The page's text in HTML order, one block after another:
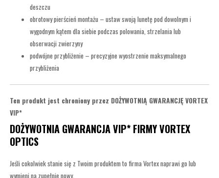
deszczu
obrotowy pierścień montażu – ustaw swoją lunetę pod dowolnym i
wygodnym kątem dla siebie podczas polowania, strzelania lub
obserwacji zwierzyny
podwójne przybliżenie – precyzyjne wyostrzenie maksymalnego
przybliżenia
Ten produkt jest chroniony przez DOŻYWOTNIĄ GWARANCJĘ VORTEX
VIP*
DOŻYWOTNIA GWARANCJA VIP* FIRMY VORTEX
OPTICS
Jeśli cokolwiek stanie się z Twoim produktem to firma Vortex naprawi go lub
wymieni na zupełnie nowy.